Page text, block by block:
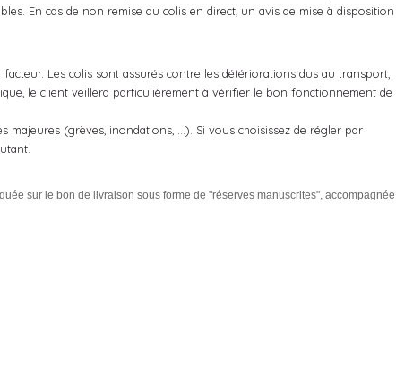
En cas de non remise du colis en direct, un avis de mise à disposition
Les colis sont assurés contre les détériorations dus au transport,
le client veillera particulièrement à vérifier le bon fonctionnement de
(grèves, inondations, ...). Si vous choisissez de régler par
sur le bon de livraison sous forme de "réserves manuscrites", accompagnée